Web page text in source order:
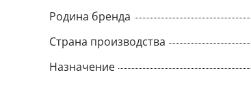
Родина бренда
Страна производства
Назначение